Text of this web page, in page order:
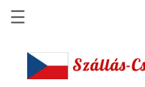
Szállások
☰